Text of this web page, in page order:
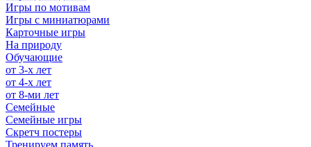
Игры по мотивам
Игры с миниатюрами
Карточные игры
На природу
Обучающие
от 3-х лет
от 4-х лет
от 8-ми лет
Семейные
Семейные игры
Скретч постеры
Тренируем память